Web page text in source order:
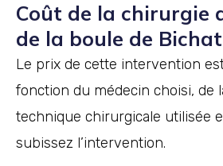
Coût de la chirurgie
de la boule de Bichat
Le prix de cette intervention
fonction du médecin choisi, de
technique chirurgicale utilisée
subissez l’intervention.